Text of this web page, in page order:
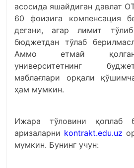
асосида яшайдиган давлат
60 фоизига компенсация
дегани, агар лимит
бюджетдан тўлаб
Аммо етмай қолган
университетнинг
маблағлари орқали
ҳам мумкин.
Ижара тўловини қоплаб
аризаларни kontrakt.edu.uz
мумкин. Бунинг учун: